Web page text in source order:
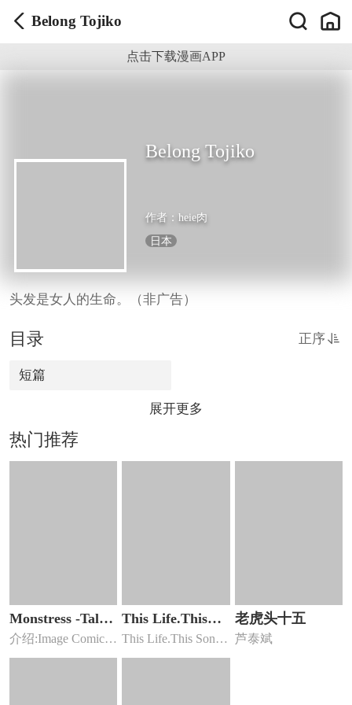
Belong Tojiko
点击下载漫画APP
Belong Tojiko
作者：heie肉
日本
头发是女人的生命。（非广告）
目录 正序
短篇
展开更多
热门推荐
Monstress -Talk
Stories
介绍:Image Comics
作品《Mo...
This Life.This
Song
This Life.This Song
漫...
老虎头十五
芦泰斌